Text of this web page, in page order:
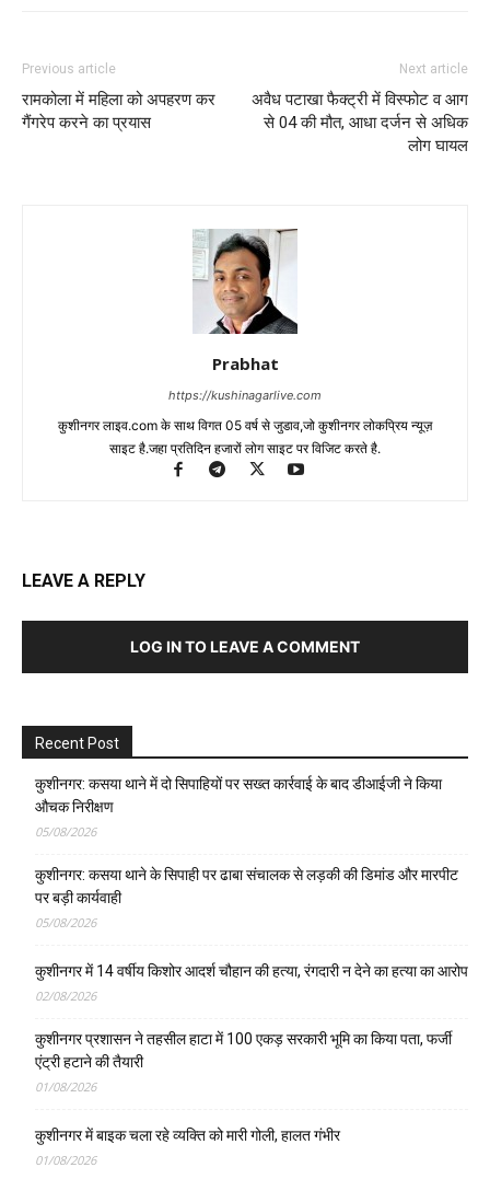
Previous article
रामकोला में महिला को अपहरण कर
गैंगरेप करने का प्रयास
Next article
अवैध पटाखा फैक्ट्री में विस्फोट व आग
से 04 की मौत, आधा दर्जन से अधिक
लोग घायल
Prabhat
https://kushinagarlive.com
कुशीनगर लाइव.com के साथ विगत 05 वर्ष से जुडाव,जो कुशीनगर लोकप्रिय न्यूज़
साइट है.जहा प्रतिदिन हजारों लोग साइट पर विजिट करते है.
LEAVE A REPLY
LOG IN TO LEAVE A COMMENT
Recent Post
कुशीनगर: कसया थाने में दो सिपाहियों पर सख्त कार्रवाई के बाद डीआईजी ने किया
औचक निरीक्षण
05/08/2026
कुशीनगर: कसया थाने के सिपाही पर ढाबा संचालक से लड़की की डिमांड और मारपीट
पर बड़ी कार्यवाही
05/08/2026
कुशीनगर में 14 वर्षीय किशोर आदर्श चौहान की हत्या, रंगदारी न देने का हत्या का आरोप
02/08/2026
कुशीनगर प्रशासन ने तहसील हाटा में 100 एकड़ सरकारी भूमि का किया पता, फर्जी
एंट्री हटाने की तैयारी
01/08/2026
कुशीनगर में बाइक चला रहे व्यक्ति को मारी गोली, हालत गंभीर
01/08/2026